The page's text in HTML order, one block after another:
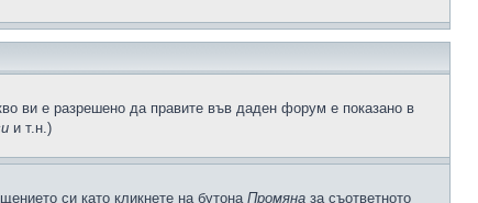
ви е разрешено да правите във даден форум е показано в
и т.н.)
си като кликнете на бутона Промяна за съответното